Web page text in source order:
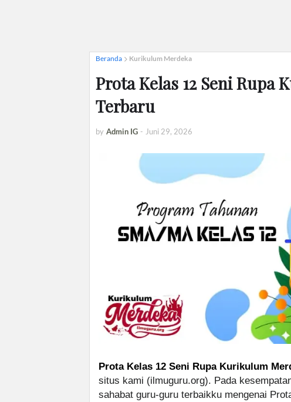
Beranda Kurikulum Merdeka
Prota Kelas 12 Seni
Terbaru
by Admin IG - Juni 29, 2026
Prota Kelas 12 Seni Rupa Kurikulum
situs kami (ilmuguru.org). Pada
sahabat guru-guru terbaikku mengenai